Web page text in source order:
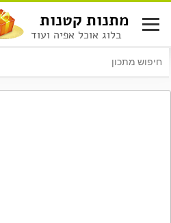
לתוכן
מתנות קטנות
בלוג אוכל אפיה ועוד